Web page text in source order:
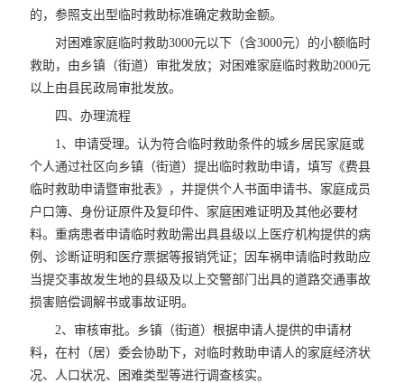
的，参照支出型临时救助标准确定救助金额。
对困难家庭临时救助3000元以下（含3000元）的小额临时
救助，由乡镇（街道）审批发放；对困难家庭临时救助2000元
以上由县民政局审批发放。
四、办理流程
1、申请受理。认为符合临时救助条件的城乡居民家庭或
个人通过社区向乡镇（街道）提出临时救助申请，填写《费县
临时救助申请暨审批表》，并提供个人书面申请书、家庭成员
户口簿、身份证原件及复印件、家庭困难证明及其他必要材
料。重病患者申请临时救助需出具县级以上医疗机构提供的病
例、诊断证明和医疗票据等报销凭证；因车祸申请临时救助应
当提交事故发生地的县级及以上交警部门出具的道路交通事故
损害赔偿调解书或事故证明。
2、审核审批。乡镇（街道）根据申请人提供的申请材
料，在村（居）委会协助下，对临时救助申请人的家庭经济状
况、人口状况、困难类型等进行调查核实。